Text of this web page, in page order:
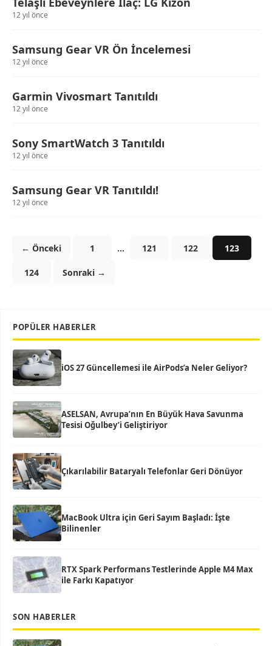
12 yıl önce
Samsung Gear VR Ön İncelemesi
12 yıl önce
Garmin Vivosmart Tanıtıldı
12 yıl önce
Sony SmartWatch 3 Tanıtıldı
12 yıl önce
Samsung Gear VR Tanıtıldı!
12 yıl önce
← Önceki 1 … 121 122 123
124 Sonraki →
POPÜLER HABERLER
iOS 27 Güncellemesi ile AirPods’a Neler Geliyor?
ASELSAN, Avrupa’nın En Büyük Hava Savunma
Tesisi Oğulbey’i Geliştiriyor
Çıkarılabilir Bataryalı Telefonlar Geri Dönüyor
MacBook Ultra için Geri Sayım Başladı: İşte
Bilinenler
RTX Spark Performans Testlerinde Apple M4 Max
ile Farkı Kapatıyor
SON HABERLER